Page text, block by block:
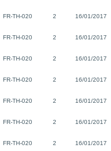
FR-TH-020 2 16/01/2017
FR-TH-020 2 16/01/2017
FR-TH-020 2 16/01/2017
FR-TH-020 2 16/01/2017
FR-TH-020 2 16/01/2017
FR-TH-020 2 16/01/2017
FR-TH-020 2 16/01/2017